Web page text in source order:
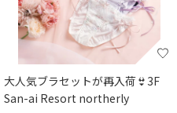
大人気ブラセットが再入荷👙3F
San-ai Resort northerly